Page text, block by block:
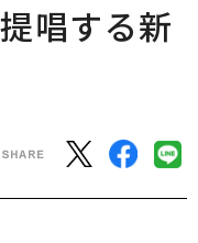
唱する新